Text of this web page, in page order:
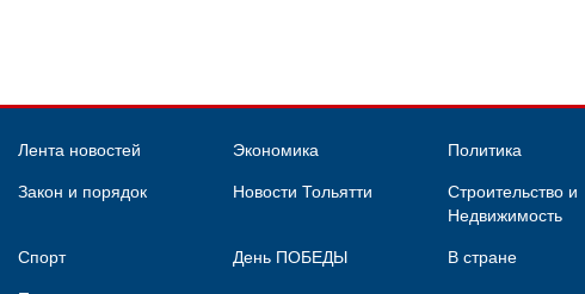
Лента новостей Экономика Политика
Закон и порядок Новости Тольятти
Строительство и
Недвижимость
Спорт День ПОБЕДЫ В стране